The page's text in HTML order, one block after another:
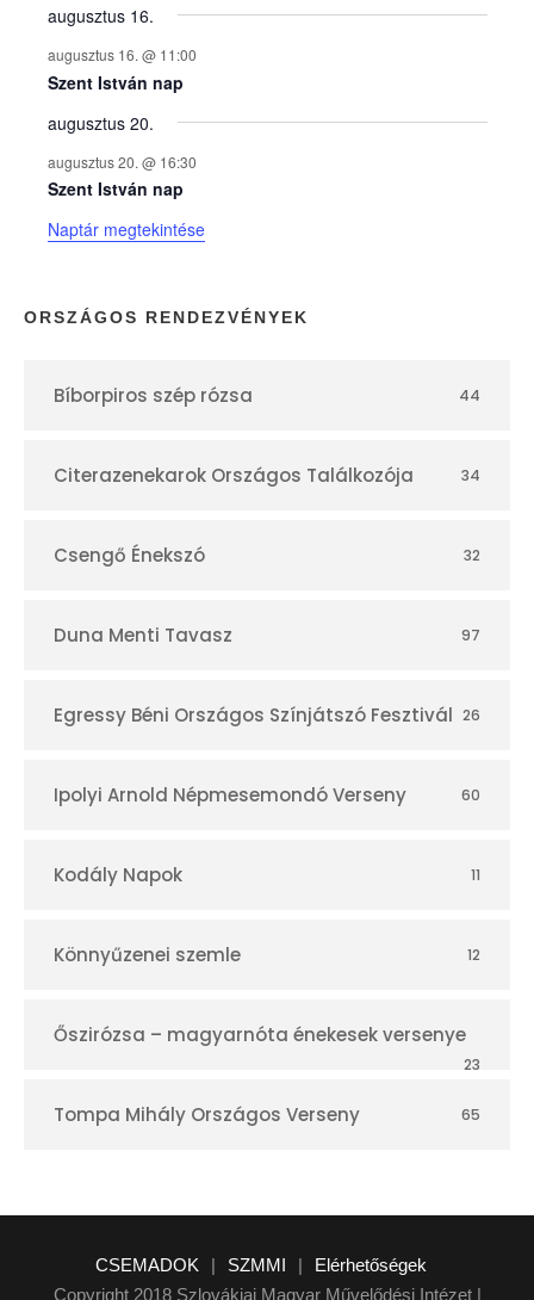
y
e
k
n
a
p
r
augusztus 16.
augusztus 16. @ 11:00
Szent István nap
augusztus 20.
augusztus 20. @ 16:30
Szent István nap
Naptár megtekintése
ORSZÁGOS RENDEZVÉNYEK
Bíborpiros szép rózsa 44
Citerazenekarok Országos Találkozója 34
Csengő Énekszó 32
Duna Menti Tavasz 97
Egressy Béni Országos Színjátszó Fesztivál 26
Ipolyi Arnold Népmesemondó Verseny 60
Kodály Napok 11
Könnyűzenei szemle 12
Őszirózsa – magyarnóta énekesek versenye
23
Tompa Mihály Országos Verseny 65
CSEMADOK | SZMMI |
Elérhetőségek
Copyright 2018 Szlovákiai Magyar Művelődési Intézet |